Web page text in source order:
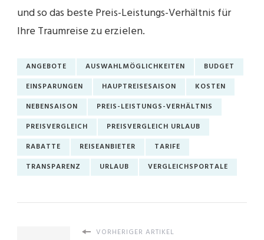
und so das beste Preis-Leistungs-Verhältnis für
Ihre Traumreise zu erzielen.
ANGEBOTE AUSWAHLMÖGLICHKEITEN
BUDGET
EINSPARUNGEN
HAUPTREISESAISON
KOSTEN
NEBENSAISON
PREIS-LEISTUNGS-VERHÄLTNIS
PREISVERGLEICH
PREISVERGLEICH URLAUB
RABATTE
REISEANBIETER
TARIFE
TRANSPARENZ
URLAUB VERGLEICHSPORTALE
VORHERIGER ARTIKEL